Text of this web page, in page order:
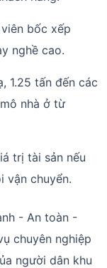
bốc xếp
nghề cao.
1.25 tấn đến các
nhà ở từ
trị tài sản nếu
vận chuyển.
- An toàn -
chuyên nghiệp
người dân khu